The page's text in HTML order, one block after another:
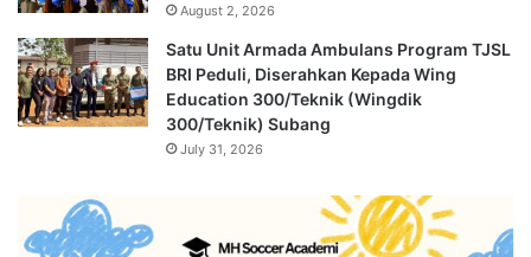
August 2, 2026
Satu Unit Armada Ambulans Program TJSL
BRI Peduli, Diserahkan Kepada Wing
Education 300/Teknik (Wingdik
300/Teknik) Subang
July 31, 2026